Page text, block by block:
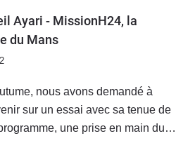
Ayari - MissionH24, la
du Mans
nous avons demandé à
sur un essai avec sa tenue de
une prise en main du